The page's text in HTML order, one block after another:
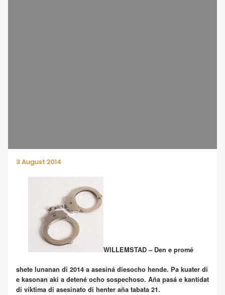
3 August 2014
WILLEMSTAD – Den e promé
shete lunanan di 2014 a asesiná diesocho hende. Pa kuater di
e kasonan aki a detené ocho sospechoso. Aña pasá e kantidat
di víktima di asesinato di henter aña tabata 21.